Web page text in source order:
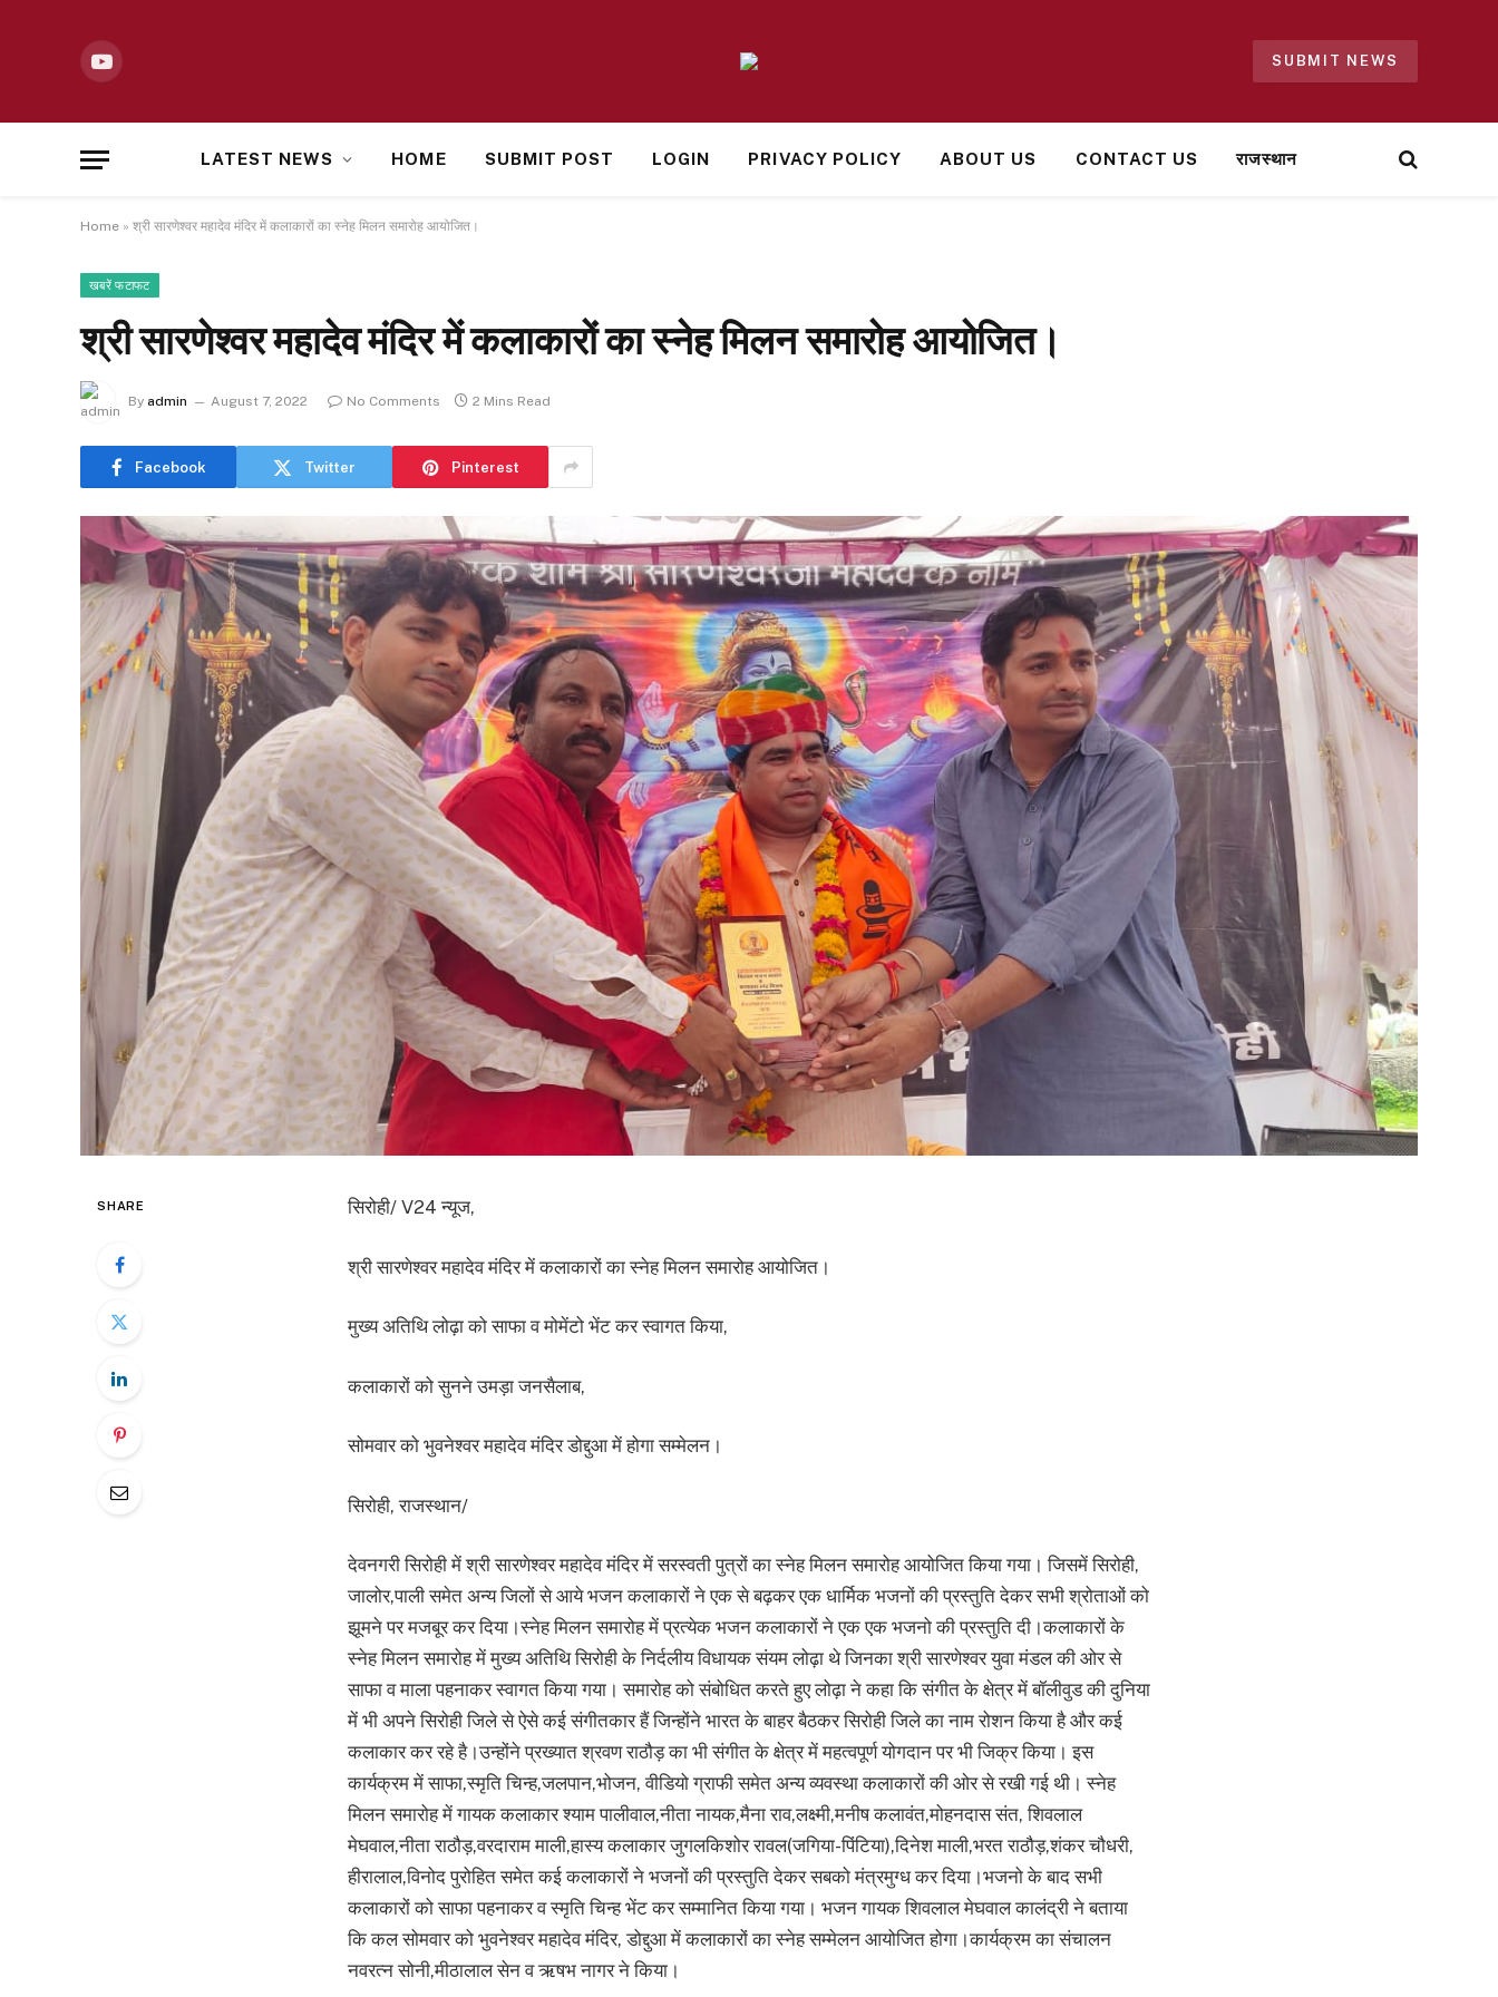
YouTube
SUBMIT NEWS
LATEST NEWS HOME SUBMIT POST LOGIN PRIVACY POLICY ABOUT US CONTACT US राजस्थान
Home » श्री सारणेश्वर महादेव मंदिर में कलाकारों का स्नेह मिलन समारोह आयोजित।
खबरें फटाफट
श्री सारणेश्वर महादेव मंदिर में कलाकारों का स्नेह मिलन समारोह आयोजित।
By admin August 7, 2022 No Comments 2 Mins Read
Facebook Twitter Pinterest
SHARE सिरोही/ V24 न्यूज,
श्री सारणेश्वर महादेव मंदिर में कलाकारों का स्नेह मिलन समारोह आयोजित।
मुख्य अतिथि लोढ़ा को साफा व मोमेंटो भेंट कर स्वागत किया,
कलाकारों को सुनने उमड़ा जनसैलाब,
सोमवार को भुवनेश्वर महादेव मंदिर डोद्दुआ में होगा सम्मेलन।
सिरोही, राजस्थान/
देवनगरी सिरोही में श्री सारणेश्वर महादेव मंदिर में सरस्वती पुत्रों का स्नेह मिलन समारोह आयोजित किया गया। जिसमें सिरोही,
जालोर,पाली समेत अन्य जिलों से आये भजन कलाकारों ने एक से बढ़कर एक धार्मिक भजनों की प्रस्तुति देकर सभी श्रोताओं को
झूमने पर मजबूर कर दिया।स्नेह मिलन समारोह में प्रत्येक भजन कलाकारों ने एक एक भजनो की प्रस्तुति दी।कलाकारों के
स्नेह मिलन समारोह में मुख्य अतिथि सिरोही के निर्दलीय विधायक संयम लोढ़ा थे जिनका श्री सारणेश्वर युवा मंडल की ओर से
साफा व माला पहनाकर स्वागत किया गया। समारोह को संबोधित करते हुए लोढ़ा ने कहा कि संगीत के क्षेत्र में बॉलीवुड की दुनिया
में भी अपने सिरोही जिले से ऐसे कई संगीतकार हैं जिन्होंने भारत के बाहर बैठकर सिरोही जिले का नाम रोशन किया है और कई
कलाकार कर रहे है।उन्होंने प्रख्यात श्रवण राठौड़ का भी संगीत के क्षेत्र में महत्वपूर्ण योगदान पर भी जिक्र किया। इस
कार्यक्रम में साफा,स्मृति चिन्ह,जलपान,भोजन, वीडियो ग्राफी समेत अन्य व्यवस्था कलाकारों की ओर से रखी गई थी। स्नेह
मिलन समारोह में गायक कलाकार श्याम पालीवाल,नीता नायक,मैना राव,लक्ष्मी,मनीष कलावंत,मोहनदास संत, शिवलाल
मेघवाल,नीता राठौड़,वरदाराम माली,हास्य कलाकार जुगलकिशोर रावल(जगिया-पिंटिया),दिनेश माली,भरत राठौड़,शंकर चौधरी,
हीरालाल,विनोद पुरोहित समेत कई कलाकारों ने भजनों की प्रस्तुति देकर सबको मंत्रमुग्ध कर दिया।भजनो के बाद सभी
कलाकारों को साफा पहनाकर व स्मृति चिन्ह भेंट कर सम्मानित किया गया। भजन गायक शिवलाल मेघवाल कालंद्री ने बताया
कि कल सोमवार को भुवनेश्वर महादेव मंदिर, डोद्दुआ में कलाकारों का स्नेह सम्मेलन आयोजित होगा।कार्यक्रम का संचालन
नवरत्न सोनी,मीठालाल सेन व ऋषभ नागर ने किया।